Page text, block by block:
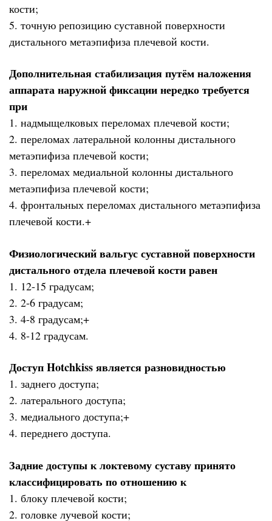
кости;
5. точную репозицию суставной поверхности
дистального метаэпифиза плечевой кости.
Дополнительная стабилизация путём наложения
аппарата наружной фиксации нередко требуется
при
1. надмыщелковых переломах плечевой кости;
2. переломах латеральной колонны дистального
метаэпифиза плечевой кости;
3. переломах медиальной колонны дистального
метаэпифиза плечевой кости;
4. фронтальных переломах дистального метаэпифиза
плечевой кости.+
Физиологический вальгус суставной поверхности
дистального отдела плечевой кости равен
1. 12-15 градусам;
2. 2-6 градусам;
3. 4-8 градусам;+
4. 8-12 градусам.
Доступ Hotchkiss является разновидностью
1. заднего доступа;
2. латерального доступа;
3. медиального доступа;+
4. переднего доступа.
Задние доступы к локтевому суставу принято
классифицировать по отношению к
1. блоку плечевой кости;
2. головке лучевой кости;